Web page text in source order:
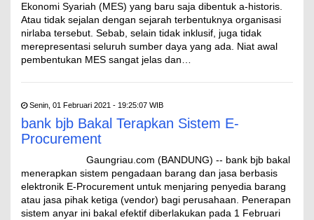
Ekonomi Syariah (MES) yang baru saja dibentuk a-historis.
Atau tidak sejalan dengan sejarah terbentuknya organisasi
nirlaba tersebut. Sebab, selain tidak inklusif, juga tidak
merepresentasi seluruh sumber daya yang ada. Niat awal
pembentukan MES sangat jelas dan…
Senin, 01 Februari 2021 - 19:25:07 WIB
bank bjb Bakal Terapkan Sistem E-
Procurement
Gaungriau.com (BANDUNG) -- bank bjb bakal
menerapkan sistem pengadaan barang dan jasa berbasis
elektronik E-Procurement untuk menjaring penyedia barang
atau jasa pihak ketiga (vendor) bagi perusahaan. Penerapan
sistem anyar ini bakal efektif diberlakukan pada 1 Februari